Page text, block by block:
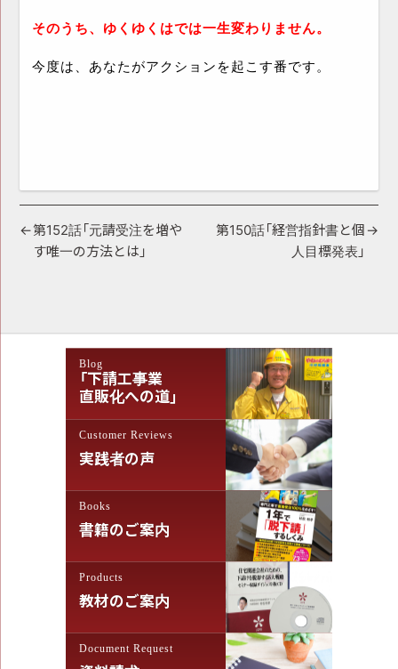
そのうち、ゆくゆくはでは一生変わりません。
今度は、あなたがアクションを起こす番です。
投
稿
ゲ
第150話「経営指針書と個
人目標発表」
第152話「元請受注を増や
す唯一の方法とは」
Blog
「下請工事業
直販化への道」
Customer Reviews
実践者の声
Books
書籍のご案内
Products
教材のご案内
Document Request